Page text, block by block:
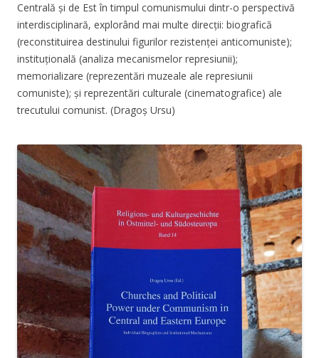
Centrală și de Est în timpul comunismului dintr-o perspectivă
interdisciplinară, explorând mai multe direcții: biografică
(reconstituirea destinului figurilor rezistenței anticomuniste);
instituțională (analiza mecanismelor represiunii);
memorializare (reprezentări muzeale ale represiunii
comuniste); și reprezentări culturale (cinematografice) ale
trecutului comunist. (Dragoș Ursu)